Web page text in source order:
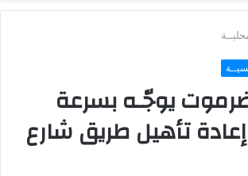
يوجّـه بسرعة
تأهيل طريق شارع